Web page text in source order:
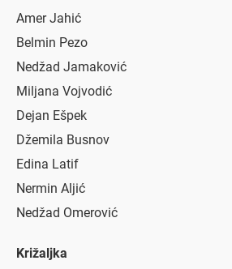
Amer Jahić
Belmin Pezo
Nedžad Jamaković
Miljana Vojvodić
Dejan Ešpek
Džemila Busnov
Edina Latif
Nermin Aljić
Nedžad Omerović
Križaljka